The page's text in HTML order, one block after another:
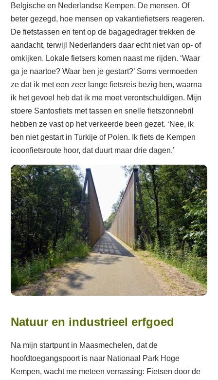
Belgische en Nederlandse Kempen. De mensen. Of
beter gezegd, hoe mensen op vakantiefietsers reageren.
De fietstassen en tent op de bagagedrager trekken de
aandacht, terwijl Nederlanders daar echt niet van op- of
omkijken. Lokale fietsers komen naast me rijden. ‘Waar
ga je naartoe? Waar ben je gestart?’ Soms vermoeden
ze dat ik met een zeer lange fietsreis bezig ben, waarna
ik het gevoel heb dat ik me moet verontschuldigen. Mijn
stoere Santosfiets met tassen en snelle fietszonnebril
hebben ze vast op het verkeerde been gezet. ‘Nee, ik
ben niet gestart in Turkije of Polen. Ik fiets de Kempen
icoonfietsroute hoor, dat duurt maar drie dagen.’
Natuur en industrieel erfgoed
Na mijn startpunt in Maasmechelen, dat de
hoofdtoegangspoort is naar Nationaal Park Hoge
Kempen, wacht me meteen verrassing: Fietsen door de